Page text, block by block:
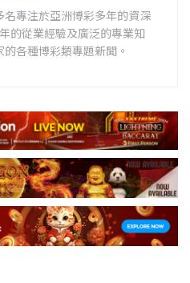
名專注於亞洲博彩多年的資深
的從業經驗及廣泛的專業知
各種博彩類專題新聞。